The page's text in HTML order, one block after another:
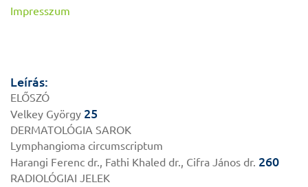
Impresszum
Leírás:
ELŐSZÓ
Velkey György 25
DERMATOLÓGIA SAROK
Lymphangioma circumscriptum
Harangi Ferenc dr., Fathi Khaled dr., Cifra János dr. 260
RADIOLÓGIAI JELEK